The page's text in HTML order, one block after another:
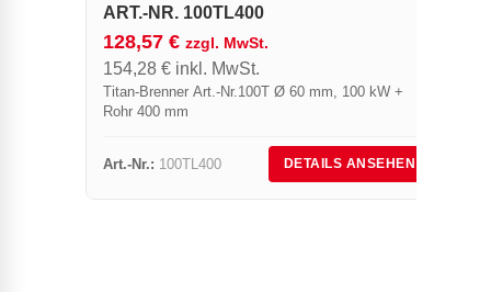
ART.-NR. 100TL400
128,57 € zzgl. MwSt.
154,28 € inkl. MwSt.
Titan-Brenner Art.-Nr.100T Ø 60 mm, 100 kW +
Rohr 400 mm
Art.-Nr.: 100TL400 DETAILS ANSEHEN